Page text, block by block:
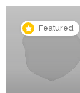
Featured